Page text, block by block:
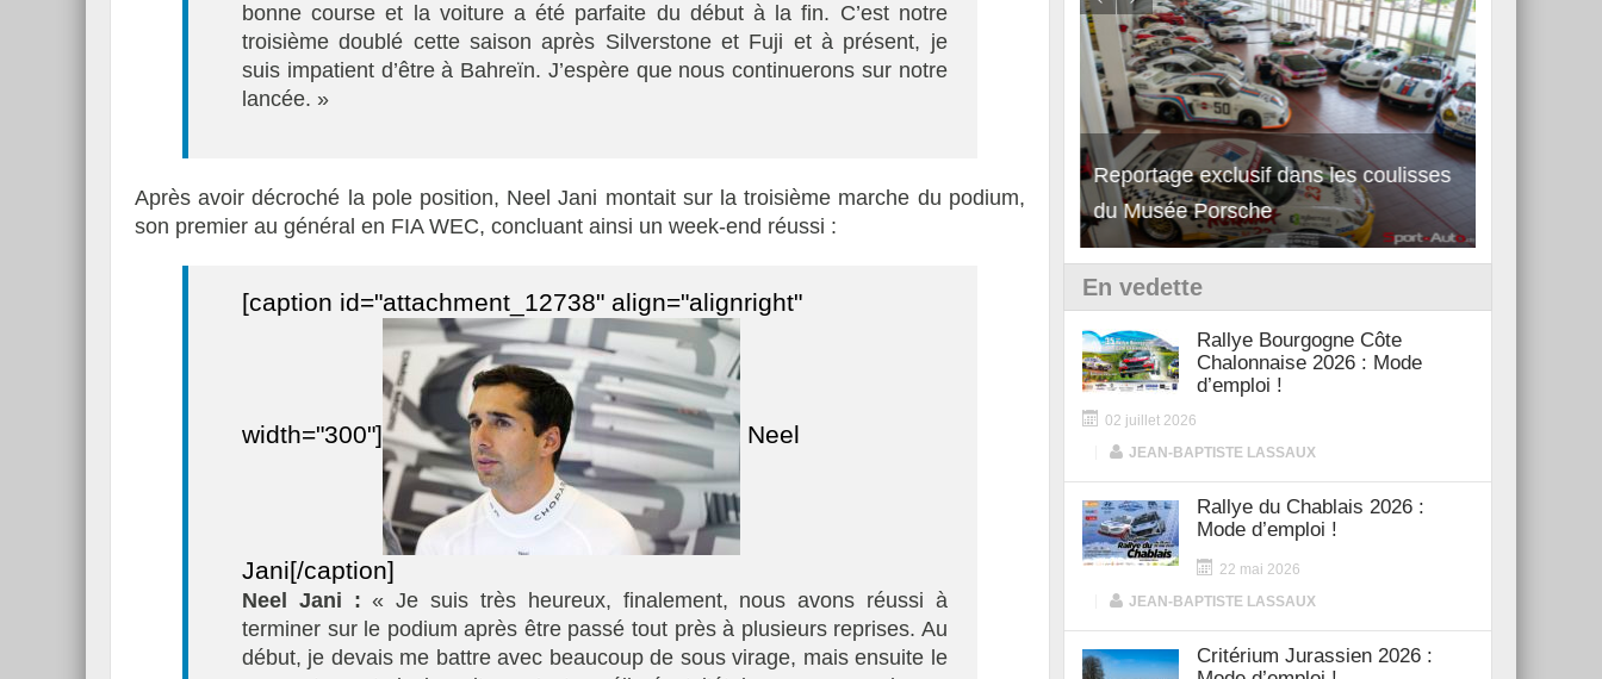
bonne course et la voiture a été parfaite du début à la fin. C’est notre
troisième doublé cette saison après Silverstone et Fuji et à présent, je
suis impatient d’être à Bahreïn. J’espère que nous continuerons sur notre
lancée. »
Après avoir décroché la pole position, Neel Jani montait sur la troisième marche du podium,
son premier au général en FIA WEC, concluant ainsi un week-end réussi :
[caption id="attachment_12738" align="alignright"
width="300"] Neel
Jani[/caption]
Neel Jani : « Je suis très heureux, finalement, nous avons réussi à
terminer sur le podium après être passé tout près à plusieurs reprises. Au
début, je devais me battre avec beaucoup de sous virage, mais ensuite le
Essai – Morgan Supersport
Reportage exclusif dans les coulisses
du Musée Porsche
En vedette
Rallye Bourgogne Côte
Chalonnaise 2026 : Mode
d’emploi !
02 juillet 2026
JEAN-BAPTISTE LASSAUX
Rallye du Chablais 2026 :
Mode d’emploi !
22 mai 2026
JEAN-BAPTISTE LASSAUX
Critérium Jurassien 2026 :